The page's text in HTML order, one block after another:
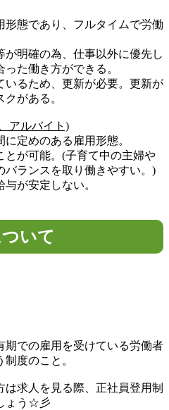
形態であり、フルタイムで労働
が明確の為、仕事以外に優先し
た働き方ができる。
いるため、更新が必要。更新が
がある。
アルバイト)
定めのある雇用形態。
とが可能。(子育て中の主婦や
バランスを取り働きやすい。)
が安定しない。
いて
期での雇用を受けている労働者
度のこと。
求人を見る際、正社員登用制
ょう☆彡